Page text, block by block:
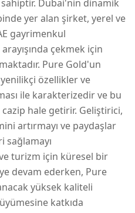
Dubai'nin dinamik
yer alan şirket, yerel ve
gayrimenkul
çekmek için
Pure Gold'un
özellikler ve
ile karakterizedir ve bu
cazip hale getirir. Geliştirici,
artırmayı ve paydaşlar
sağlamayı
turizm için küresel bir
devam ederken, Pure
yüksek kaliteli
katkıda